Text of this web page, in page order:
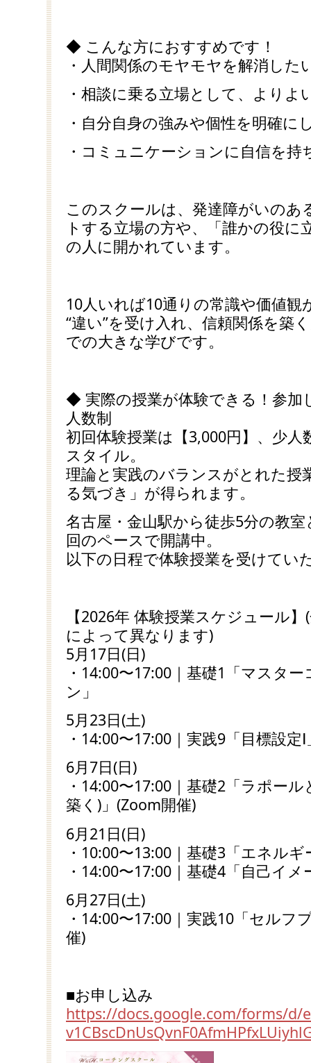
◆ こんな方におすすめです！
・人間関係のモヤモヤを解消した
・相談に乗る立場として、よりよ
・自分自身の強みや個性を明確に
・コミュニケーションに自信を持
このスクールは、発達障がいのあ
トする立場の方や、「誰かの役
の人に開かれています。
10人いれば10通りの常識や価値観
“違い”を受け入れ、信頼関係を築
での大きな学びです。
◆ 実際の授業が体験できる！参加
人数制
初回体験授業は【3,000円】、少
スタイル。
理論と実践のバランスがとれた授
る気づき」が得られます。
名古屋・金山駅から徒歩5分の教
回のペースで開講中。
以下の日程で体験授業を受けてい
【2026年 体験授業スケジュール
によって異なります)
5月17日(日)
・14:00〜17:00｜基礎1「マスタ
ン」
5月23日(土)
・14:00〜17:00｜実践9「目標設定
6月7日(日)
・14:00〜17:00｜基礎2「ラポー
築く)」(Zoom開催)
6月21日(日)
・10:00〜13:00｜基礎3「エネル
・14:00〜17:00｜基礎4「自己イ
6月27日(土)
・14:00〜17:00｜実践10「セルフ
催)
■お申し込み
https://docs.google.com/forms/d/